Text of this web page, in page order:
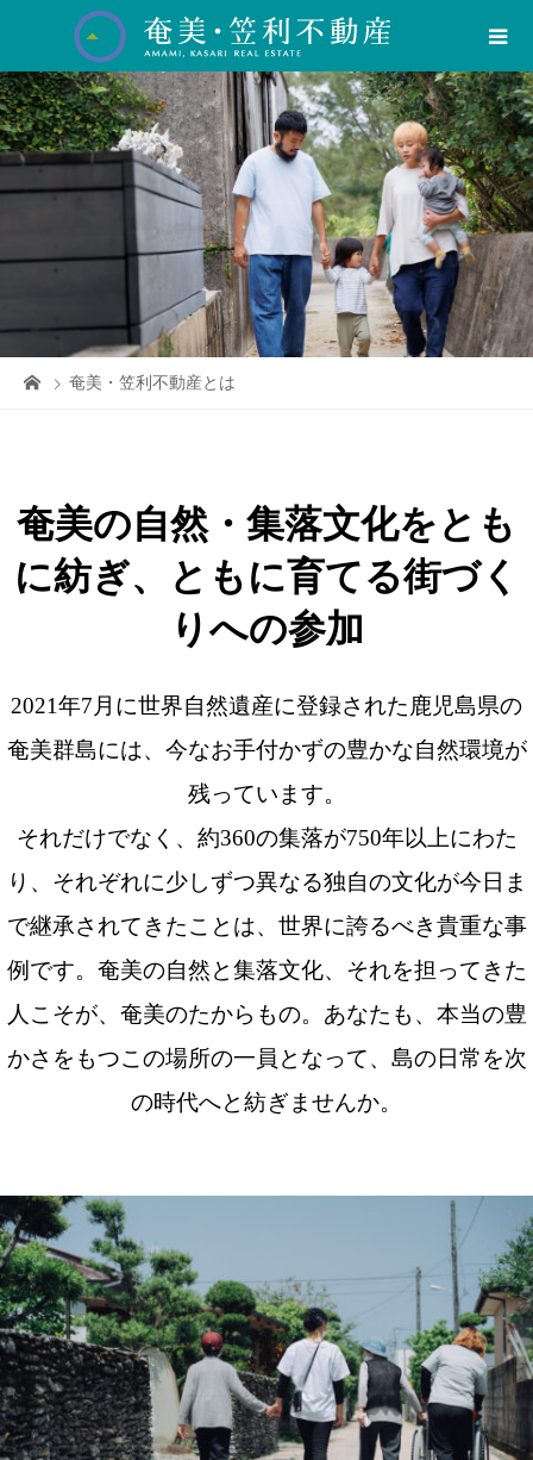
奄美・笠利不動産とは
奄美の自然・集落文化をとも
に紡ぎ、ともに育てる街づく
りへの参加
2021年7月に世界自然遺産に登録された鹿児島県の
奄美群島には、今なお手付かずの豊かな自然環境が
残っています。
それだけでなく、約360の集落が750年以上にわた
り、それぞれに少しずつ異なる独自の文化が今日ま
で継承されてきたことは、世界に誇るべき貴重な事
例です。奄美の自然と集落文化、それを担ってきた
人こそが、奄美のたからもの。あなたも、本当の豊
かさをもつこの場所の一員となって、島の日常を次
の時代へと紡ぎませんか。